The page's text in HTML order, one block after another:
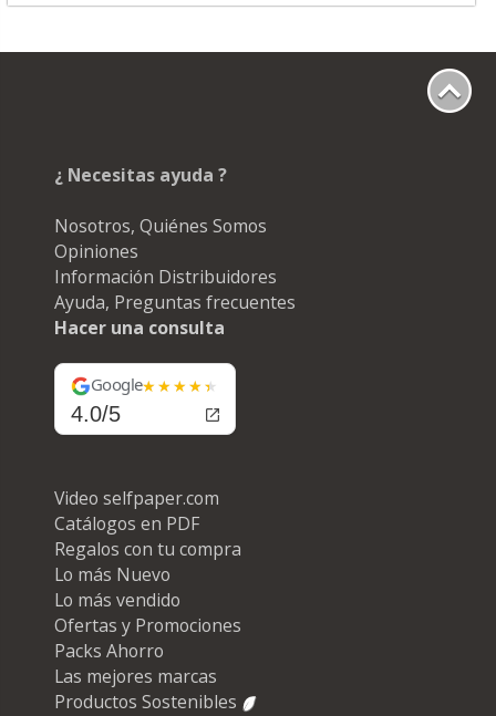
¿ Necesitas ayuda ?
Nosotros, Quiénes Somos
Opiniones
Información Distribuidores
Ayuda, Preguntas frecuentes
Hacer una consulta
Google
4.0/5
Video selfpaper.com
Catálogos en PDF
Regalos con tu compra
Lo más Nuevo
Lo más vendido
Ofertas y Promociones
Packs Ahorro
Las mejores marcas
Productos Sostenibles